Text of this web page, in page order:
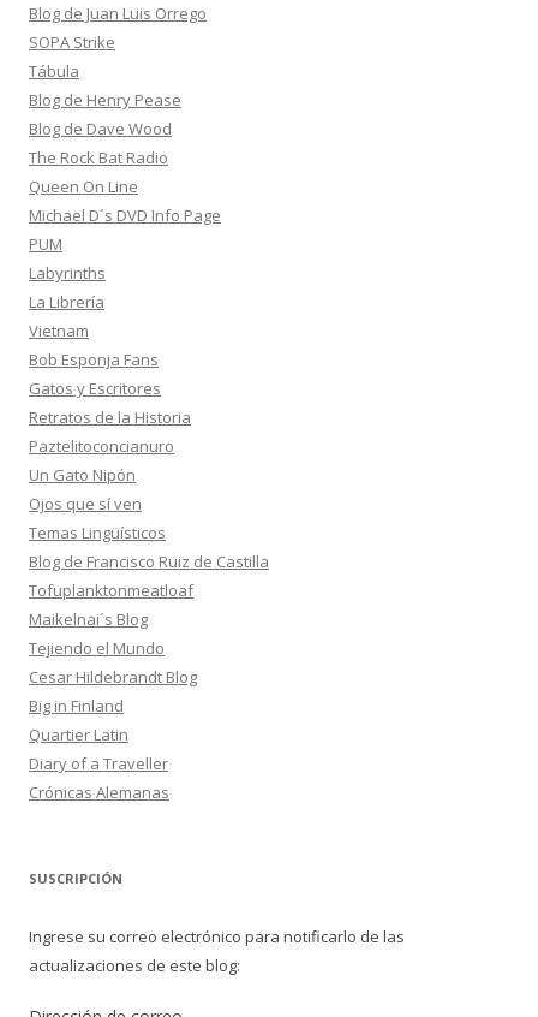
Blog de Juan Luis Orrego
SOPA Strike
Tábula
Blog de Henry Pease
Blog de Dave Wood
The Rock Bat Radio
Queen On Line
Michael D´s DVD Info Page
PUM
Labyrinths
La Librería
Vietnam
Bob Esponja Fans
Gatos y Escritores
Retratos de la Historia
Paztelitoconcianuro
Un Gato Nipón
Ojos que sí ven
Temas Lingüísticos
Blog de Francisco Ruiz de Castilla
Tofuplanktonmeatloaf
Maikelnai´s Blog
Tejiendo el Mundo
Cesar Hildebrandt Blog
Big in Finland
Quartier Latin
Diary of a Traveller
Crónicas Alemanas
SUSCRIPCIÓN
Ingrese su correo electrónico para notificarlo de las
actualizaciones de este blog: